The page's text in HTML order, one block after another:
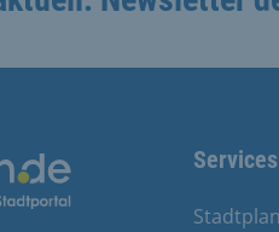
Services
Stadtplan